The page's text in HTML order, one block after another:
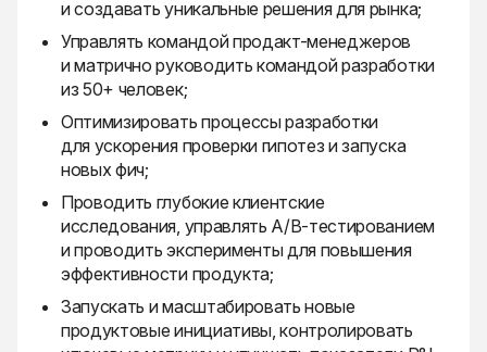
и создавать уникальные решения для рынка;
Управлять командой продакт-менеджеров
и матрично руководить командой разработки
из 50+ человек;
Оптимизировать процессы разработки
для ускорения проверки гипотез и запуска
новых фич;
Проводить глубокие клиентские
исследования, управлять A/B-тестированием
и проводить эксперименты для повышения
эффективности продукта;
Запускать и масштабировать новые
продуктовые инициативы, контролировать